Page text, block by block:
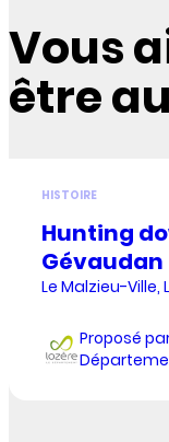
Vous
être
HISTOIRE
Hunting
Gévaudan
Le Malzieu-Ville,
Proposé